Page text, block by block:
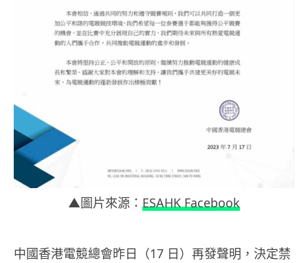
▲圖片來源： ESAHK Facebook
中國香港電競總會昨日（17 日）再發聲明，決定禁